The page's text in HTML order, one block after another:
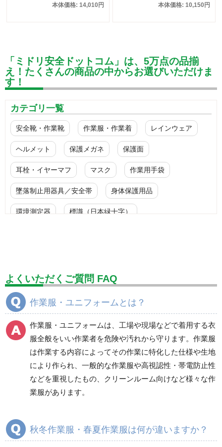
本体価格: 14,010円 本体価格: 10,150円
「ミドリ安全ドットコム」は、5万点の品揃
え！たくさんの商品の中からお選びいただけま
す！
カテゴリ一覧
安全靴・作業靴 作業服・作業着 レインウェア
ヘルメット 保護メガネ 保護面
耳栓・イヤーマフ マスク 作業用手袋
墜落制止用器具／安全帯 身体保護用品
環境測定器 標識（日本緑十字）
設備用品・作業補助用品 工事作業用品
分煙対策機器
電気保守用品 ワイパー クリーンルーム対策用品
防災グッズ（防災セット） 救急医療品
健康管理器具 季節商品 ウイルス対策用品
商品カテゴリ一覧
秋冬長袖
秋冬長袖
よくいただくご質問 FAQ
作業服・ユニフォームとは？
作業服・ユニフォームは、工場や現場などで着用する衣
服全般をいい作業者を危険や汚れから守ります。作業服
は作業する内容によってその作業に特化した仕様や生地
により作られ、一般的な作業服や高視認性・帯電防止性
などを重視したもの、クリーンルーム向けなど様々な作
業服があります。
秋冬作業服・春夏作業服は何が違いますか？